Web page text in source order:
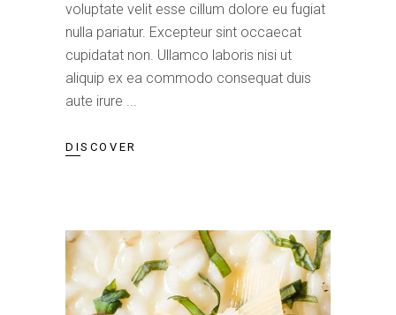
voluptate velit esse cillum dolore eu fugiat
nulla pariatur. Excepteur sint occaecat
cupidatat non. Ullamco laboris nisi ut
aliquip ex ea commodo consequat duis
aute irure
DISCOVER